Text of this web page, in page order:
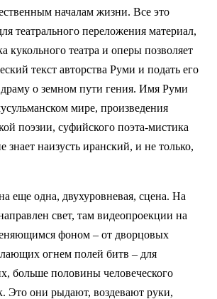
началам жизни. Все это
театрального переложения материал,
кукольного театра и оперы позволяет
текст авторства Руми и подать его
о земном пути гения. Имя Руми
мире, произведения
поэзии, суфийского поэта-мистика
наизусть иранский, и не только,
еще одна, двухуровневая, сцена. На
свет, там видеопроекции на
фоном – от дворцовых
огнем полей битв – для
больше половины человеческого
Это они рыдают, воздевают руки,